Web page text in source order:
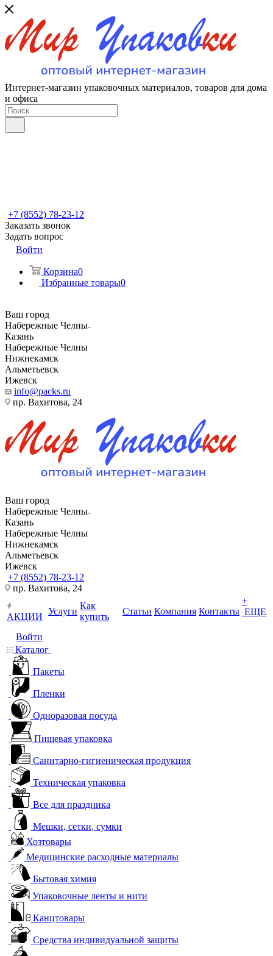
Интернет-магазин упаковочных материалов, товаров для дома
и офиса
+7 (8552) 78-23-12
Заказать звонок
Задать вопрос
Войти
Корзина0
Избранные товары0
Ваш город
Набережные Челны
Казань
Набережные Челны
Нижнекамск
Альметьевск
Ижевск
info@packs.ru
пр. Вахитова, 24
Ваш город
Набережные Челны
Казань
Набережные Челны
Нижнекамск
Альметьевск
Ижевск
+7 (8552) 78-23-12
пр. Вахитова, 24
АКЦИИ
Услуги
Как
купить
Статьи Компания Контакты
+
ЕЩЕ
Войти
Каталог
Пакеты
Пленки
Одноразовая посуда
Пищевая упаковка
Санитарно-гигиеническая продукция
Техническая упаковка
Все для праздника
Мешки, сетки, сумки
Хозтовары
Медицинские расходные материалы
Бытовая химия
Упаковочные ленты и нити
Канцтовары
Средства индивидуальной защиты